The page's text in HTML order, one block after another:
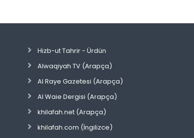
Hizb-ut Tahrir - Ürdün
Alwaqiyah TV (Arapça)
Al Raye Gazetesi (Arapça)
Al Waie Dergisi (Arapça)
khilafah.net (Arapça)
khilafah.com (İngilizce)